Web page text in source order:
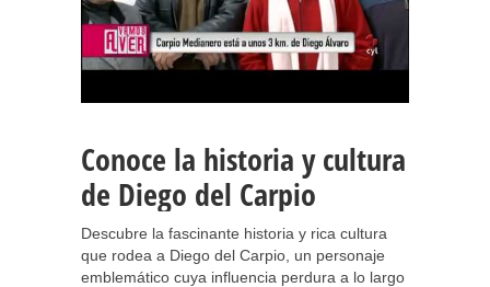
Conoce la historia y cultura
de Diego del Carpio
Descubre la fascinante historia y rica cultura
que rodea a Diego del Carpio, un personaje
emblemático cuya influencia perdura a lo largo